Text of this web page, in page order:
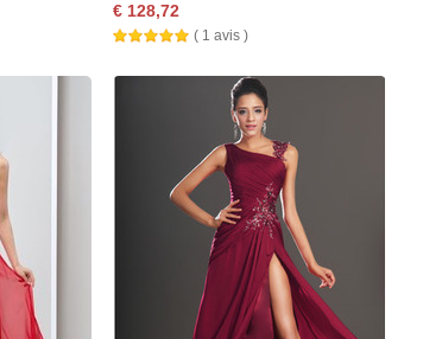
€ 128,72
( 1 avis )